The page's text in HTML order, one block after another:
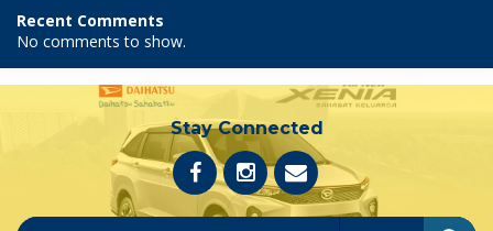
Recent Comments
No comments to show.
Stay Connected